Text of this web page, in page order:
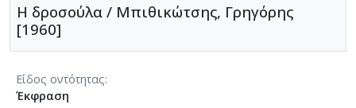
Η δροσούλα / Μπιθικώτσης, Γρηγόρης
[1960]
Είδος οντότητας
Έκφραση